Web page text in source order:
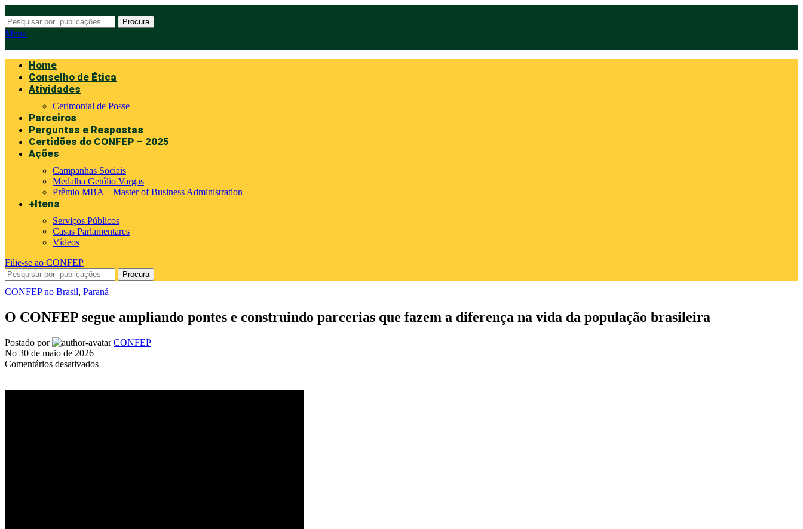
Procura
Menu
Home
Conselho de Ética
Atividades
Cerimonial de Posse
Parceiros
Perguntas e Respostas
Certidões do CONFEP – 2025
Ações
Campanhas Sociais
Medalha Getúlio Vargas
Prêmio MBA – Master of Business Administration
+Itens
Serviços Públicos
Casas Parlamentares
Vídeos
Filie-se ao CONFEP
Procura
CONFEP no Brasil, Paraná
O CONFEP segue ampliando pontes e construindo parcerias que fazem a diferença na vida da população brasileira
Postado por
CONFEP
No 30 de maio de 2026
Comentários desativadosem